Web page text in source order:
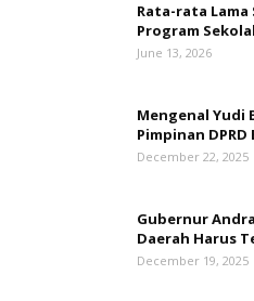
Rata-rata
‎Program
June 13, 2026
Mengenal Yudi
Pimpinan
December 22, 2025
Gubernur
Daerah Harus
December 19, 2025